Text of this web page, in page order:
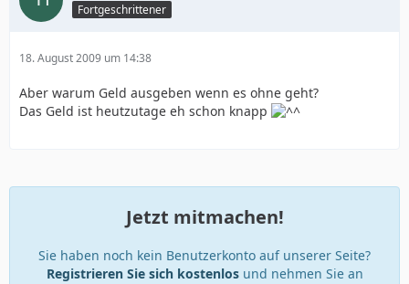
Fortgeschrittener
18. August 2009 um 14:38
Aber warum Geld ausgeben wenn es ohne geht?
Das Geld ist heutzutage eh schon knapp
Jetzt mitmachen!
Sie haben noch kein Benutzerkonto auf unserer Seite?
Registrieren Sie sich kostenlosund nehmen Sie an